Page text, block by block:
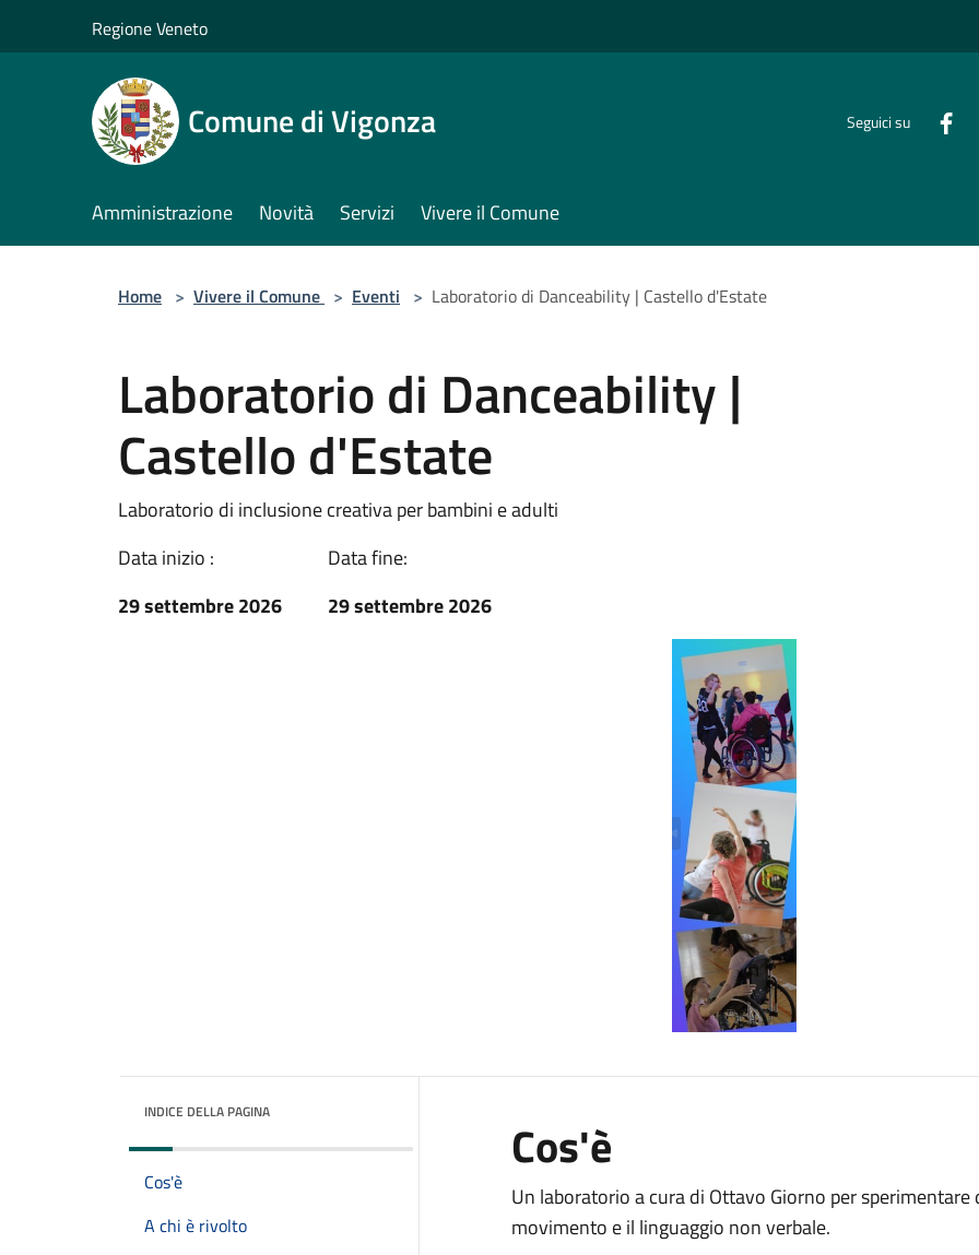
Regione Veneto
Comune di Vigonza Seguici su
Amministrazione Novità Servizi Vivere il Comune
Home > Vivere il Comune > Eventi > Laboratorio di Danceability | Castello d'Estate
Laboratorio di Danceability |
Castello d'Estate
Laboratorio di inclusione creativa per bambini e adulti
Data inizio :
29 settembre 2026
Data fine:
29 settembre 2026
INDICE DELLA PAGINA
Cos'è
A chi è rivolto
Cos'è
Un laboratorio a cura di Ottavo Giorno per
movimento e il linguaggio non verbale.